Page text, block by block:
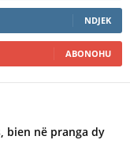
NDJEK
ABONOHU
bien në pranga dy